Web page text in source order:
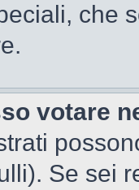
che
votare
Se sei